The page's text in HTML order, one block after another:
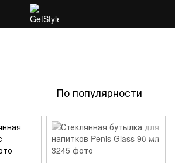
По популярности